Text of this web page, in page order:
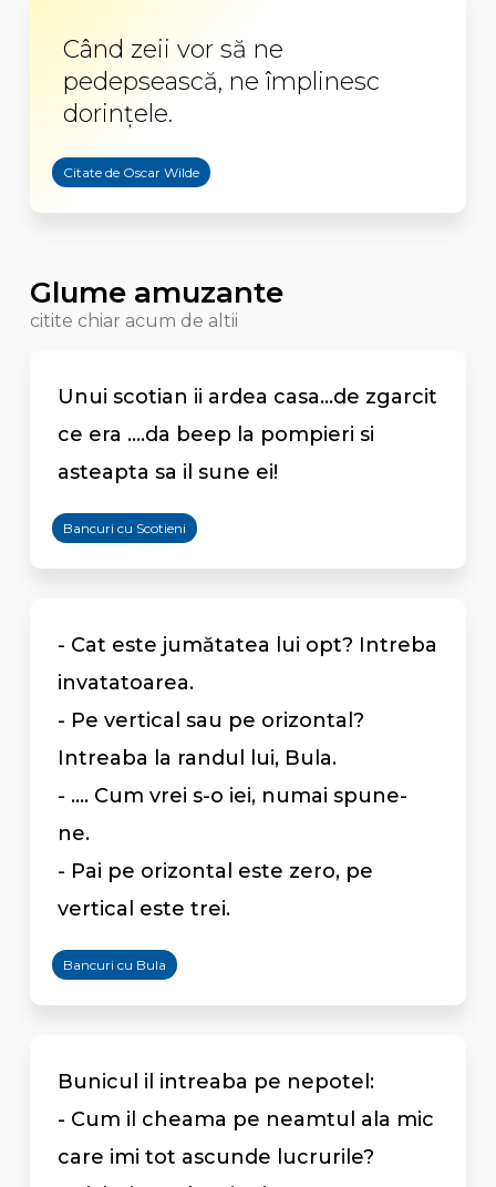
Când zeii vor să ne
pedepsească, ne împlinesc
dorințele.
Citate de Oscar Wilde
Glume amuzante
citite chiar acum de altii
Unui scotian ii ardea casa...de zgarcit
ce era ....da beep la pompieri si
asteapta sa il sune ei!
Bancuri cu Scotieni
- Cat este jumătatea lui opt? Intreba
invatatoarea.
- Pe vertical sau pe orizontal?
Intreaba la randul lui, Bula.
- .... Cum vrei s-o iei, numai spune-
ne.
- Pai pe orizontal este zero, pe
vertical este trei.
Bancuri cu Bula
Bunicul il intreaba pe nepotel:
- Cum il cheama pe neamtul ala mic
care imi tot ascunde lucrurile?